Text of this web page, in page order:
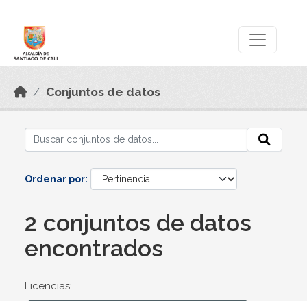
Conjuntos de datos
Ordenar por
2 conjuntos de datos
encontrados
Licencias: